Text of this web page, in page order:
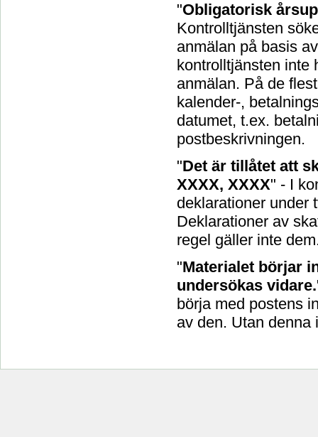
"Obligatorisk
Kontrolltjänsten
anmälan på basis
kontrolltjänsten inte
anmälan. På de
kalender-,
datumet, t.ex.
postbeskrivningen.
"Det är tillåtet att
XXXX, XXXX" - I
deklarationer under
Deklarationer av
regel gäller inte
"Materialet börjar
undersökas vidare.
börja med postens
av den. Utan denna